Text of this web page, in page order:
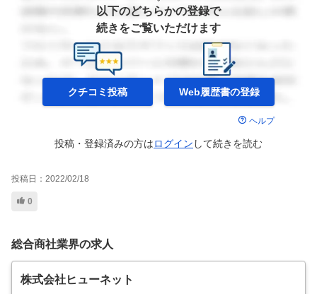
以下のどちらかの登録で
続きをご覧いただけます
クチコミ投稿 Web履歴書の登録
ヘルプ
投稿・登録済みの方はログイン して続きを読む
投稿日： 2022/02/18
0
総合商社業界の求人
株式会社ヒューネット